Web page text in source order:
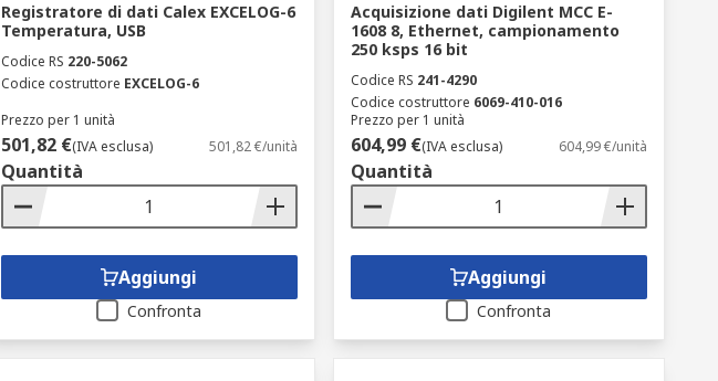
Registratore di dati Calex EXCELOG-6
Temperatura, USB
Codice RS 220-5062
Codice costruttore EXCELOG-6
Prezzo per 1 unità
501,82 €(IVA esclusa) 501,82 €/unità
Quantità
Aggiungi
Confronta
Acquisizione dati Digilent MCC E-
1608 8, Ethernet, campionamento
250 ksps 16 bit
Codice RS 241-4290
Codice costruttore 6069-410-016
Prezzo per 1 unità
604,99 €(IVA esclusa) 604,99 €/unità
Quantità
Aggiungi
Confronta